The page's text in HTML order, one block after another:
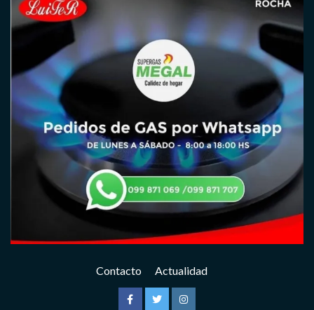
Contacto Actualidad